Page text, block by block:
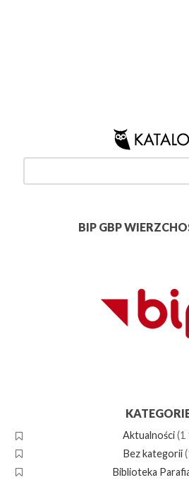
BIP GBP
Aktualności(1
Bez kategorii
Biblioteka